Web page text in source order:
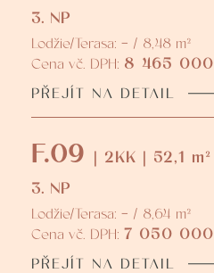
3. NP
Lodžie/Terasa: - / 8,48 m²
Cena vč. DPH: 8 465 000
PŘEJÍT NA DETAIL
F.09 | 2KK | 52,1 m²
3. NP
Lodžie/Terasa: - / 8,64 m²
Cena vč. DPH: 7 050 000
PŘEJÍT NA DETAIL